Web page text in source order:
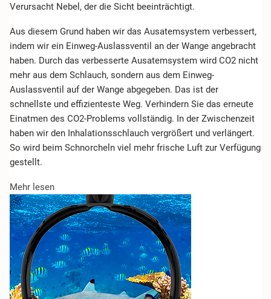
Verursacht Nebel, der die Sicht beeinträchtigt.
Aus diesem Grund haben wir das Ausatemsystem verbessert,
indem wir ein Einweg-Auslassventil an der Wange angebracht
haben. Durch das verbesserte Ausatemsystem wird CO2 nicht
mehr aus dem Schlauch, sondern aus dem Einweg-
Auslassventil auf der Wange abgegeben. Das ist der
schnellste und effizienteste Weg. Verhindern Sie das erneute
Einatmen des CO2-Problems vollständig. In der Zwischenzeit
haben wir den Inhalationsschlauch vergrößert und verlängert.
So wird beim Schnorcheln viel mehr frische Luft zur Verfügung
gestellt.
Mehr lesen